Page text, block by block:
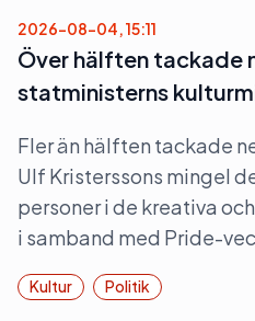
2026-08-04, 15:11
Över hälften tackade
statministerns
Fler än hälften tackade
Ulf Kristerssons mingel
personer i de kreativa
i samband med Pride-
Kultur Politik